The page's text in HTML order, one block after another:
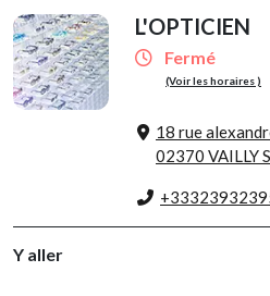
L'OPTICIEN
Fermé
(Voir les horaires )
18 rue
02370 VAILLY
Y aller